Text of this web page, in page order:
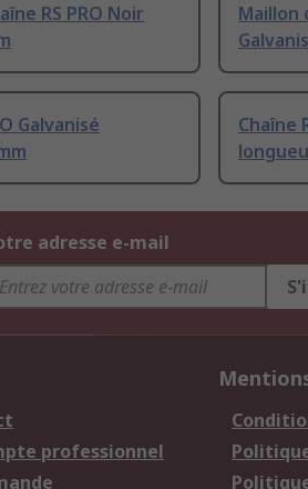
RS PRO Noir
Maillon
Galvanisé
Chaîne
adresse e-mail
professionnel